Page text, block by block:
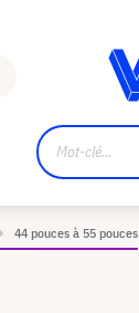
44 pouces à 55 pouces